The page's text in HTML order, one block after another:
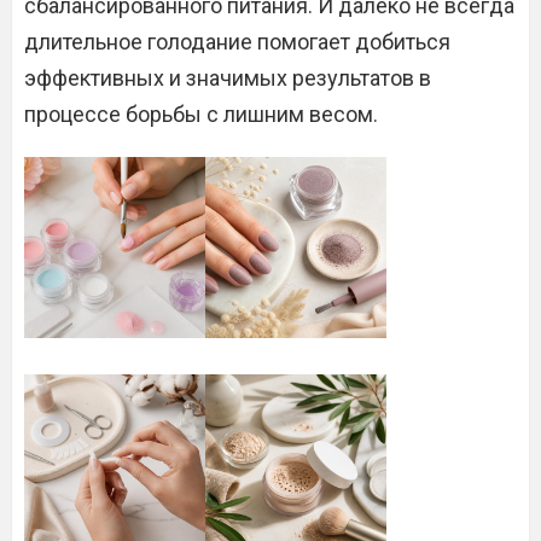
сбалансированного питания. И далеко не всегда
длительное голодание помогает добиться
эффективных и значимых результатов в
процессе борьбы с лишним весом.